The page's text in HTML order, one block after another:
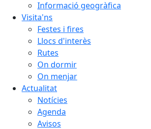
Informació geogràfica
Visita'ns
Festes i fires
Llocs d'interès
Rutes
On dormir
On menjar
Actualitat
Notícies
Agenda
Avisos